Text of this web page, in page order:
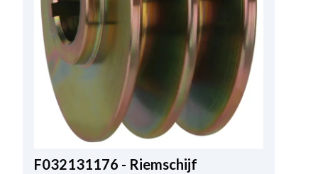
F032131176 - Riemschijf